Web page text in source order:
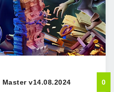
v14.08.2024 0